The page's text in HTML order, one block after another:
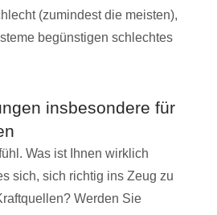
(zumindest die meisten),
begünstigen schlechtes
insbesondere für
Was ist Ihnen wirklich
sich, sich richtig ins Zeug zu
Werden Sie